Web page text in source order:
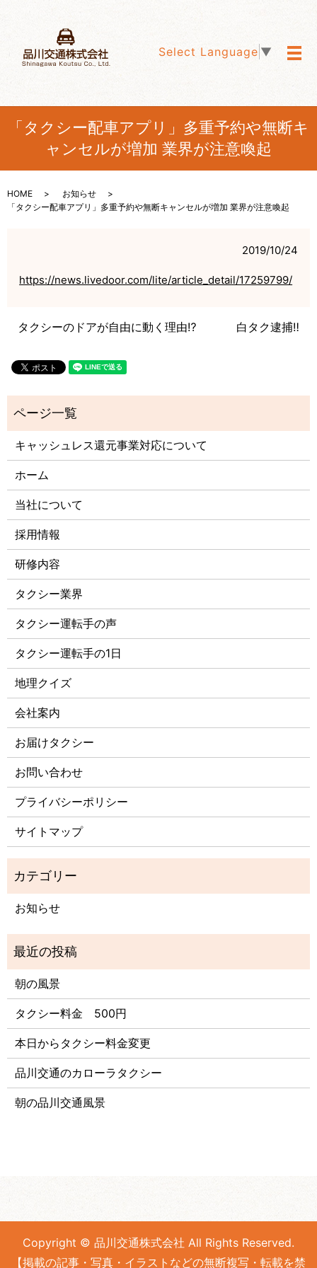
Select Language ▼
メ
「タクシー配車アプリ」多重予約や無断キ
ャンセルが増加 業界が注意喚起
HOME
お知らせ
「タクシー配車アプリ」多重予約や無断キャンセルが増加 業界が注意喚起
2019/10/24
https://news.livedoor.com/lite/article_detail/17259799/
タクシーのドアが自由に動く理由⁉️ 白タク逮捕‼️
キャッシュレス還元事業対応について
ホーム
当社について
採用情報
研修内容
タクシー業界
タクシー運転手の声
タクシー運転手の1日
地理クイズ
会社案内
お届けタクシー
お問い合わせ
プライバシーポリシー
サイトマップ
お知らせ
朝の風景
タクシー料金 500円
本日からタクシー料金変更
品川交通のカローラタクシー
朝の品川交通風景
Copyright © 品川交通株式会社 All Rights Reserved.
【掲載の記事・写真・イラストなどの無断複写・転載を禁